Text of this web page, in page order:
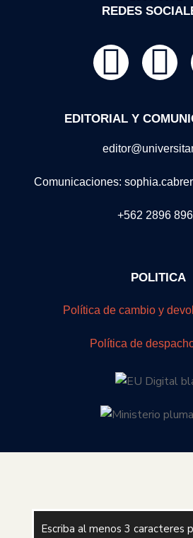
REDES
EDITORIAL Y
Comunicaciones:
+562 2896
POLITICA
Política de cambio y
Política de